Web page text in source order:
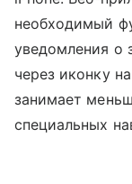
необходимый
уведомления о
через иконку
занимает
специальных